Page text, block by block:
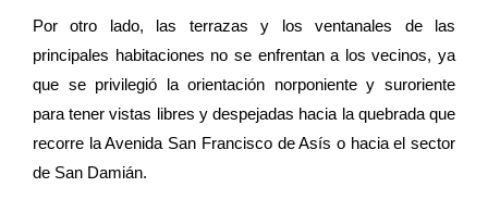
Por otro lado, las terrazas y los ventanales de las
principales habitaciones no se enfrentan a los vecinos, ya
que se privilegió la orientación norponiente y suroriente
para tener vistas libres y despejadas hacia la quebrada que
recorre la Avenida San Francisco de Asís o hacia el sector
de San Damián.